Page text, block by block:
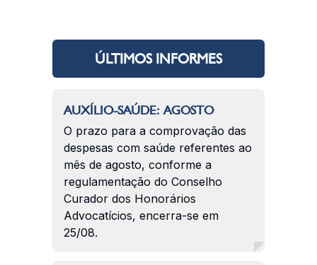
ÚLTIMOS INFORMES
AUXÍLIO-SAÚDE: AGOSTO
O prazo para a comprovação das
despesas com saúde referentes ao
mês de agosto, conforme a
regulamentação do Conselho
Curador dos Honorários
Advocatícios, encerra-se em
25/08.